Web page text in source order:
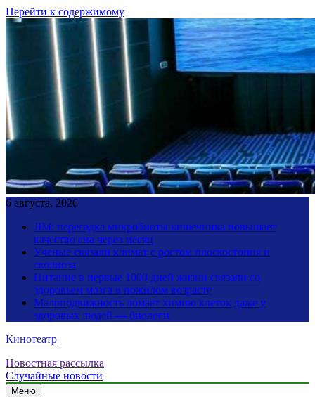
Перейти к содержимому
6 августа, 2026
JIM: пересадка микробиоты кишечника повышает
качество сна через месяц
Ученые связали климат с ростом плоскостопия и
сколиоза
Питание в первые 1000 дней жизни связали со
здоровьем мозга в пожилом возрасте
Малоподвижность ломает химию клеток даже у
здоровых людей — биологи
Кинотеатр
Новостная рассылка
Случайные новости
Меню